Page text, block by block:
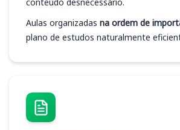
Aulas organizadas na ordem de
plano de estudos naturalmente